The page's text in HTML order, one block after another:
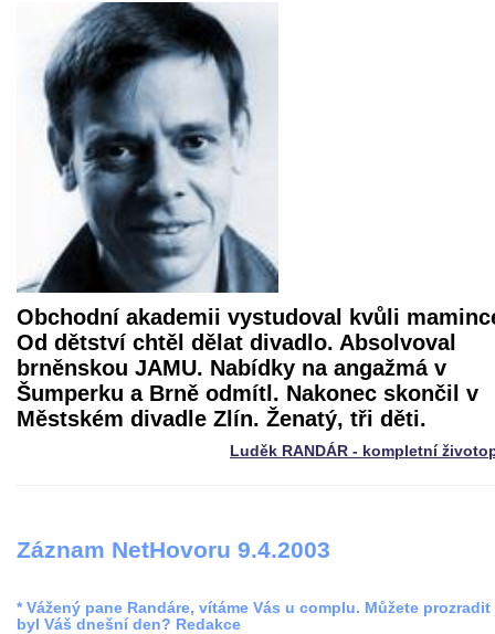
Obchodní akademii vystudoval kvůli
Od dětství chtěl dělat divadlo. Absolvoval
brněnskou JAMU. Nabídky na angažmá v
Šumperku a Brně odmítl. Nakonec skončil v
Městském divadle Zlín. Ženatý, tři děti.
Luděk RANDÁR - kompletní
Záznam NetHovoru 9.4.2003
* Vážený pane Randáre, vítáme Vás u complu. Můžete prozradit
byl Váš dnešní den? Redakce